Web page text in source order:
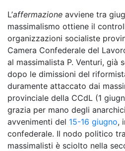
L’affermazione avviene tra
massimalismo ottiene il
organizzazioni socialiste
Camera Confederale del
al massimalista P. Venturi, già
dopo le dimissioni del
duramente attaccato dai
provinciale della CCdL (1
grazia per mano degli
avvenimenti del 15-16 giugno,
confederale. Il nodo politico
massimalisti è sciolto nella